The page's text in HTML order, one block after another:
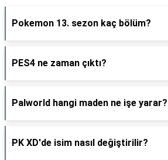
Pokemon 13. sezon kaç bölüm?
PES4 ne zaman çıktı?
Palworld hangi maden ne işe yarar?
PK XD'de isim nasıl değiştirilir?